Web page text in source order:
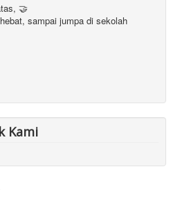
🤝
sampai jumpa di sekolah
Kami